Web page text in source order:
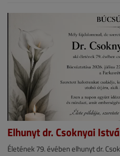
VGF&HKL
Elhunyt dr. Csoknyai
Hírek
Életének 79. évében elhunyt dr.